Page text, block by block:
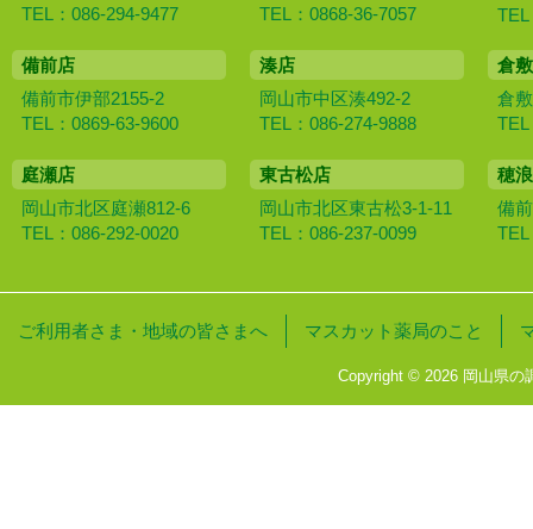
TEL：086-294-9477
TEL：0868-36-7057
TEL
備前店
備前市伊部2155-2
TEL：0869-63-9600
湊店
岡山市中区湊492-2
TEL：086-274-9888
倉
倉
TEL
庭瀬店
岡山市北区庭瀬812-6
TEL：086-292-0020
東古松店
岡山市北区東古松3-1-11
TEL：086-237-0099
穂
備
TEL
ご利用者さま・地域の皆さまへ マスカット薬局のこと
Copyright © 2026 岡山県の